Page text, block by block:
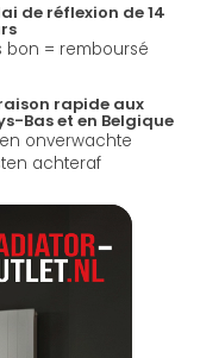
de réflexion de 14
bon = remboursé
rapide aux
Bas et en Belgique
onverwachte
achteraf